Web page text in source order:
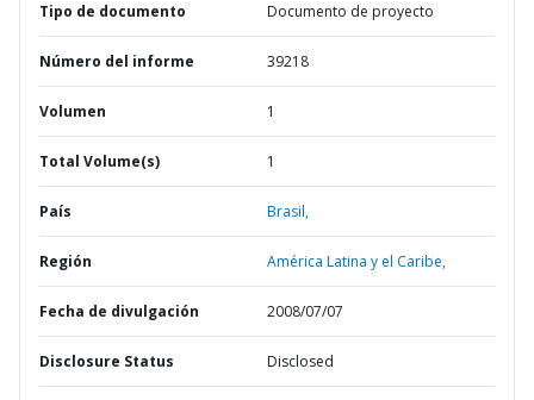
Tipo de documento Documento de proyecto
Número del informe 39218
Volumen 1
Total Volume(s) 1
País Brasil,
Región América Latina y el Caribe,
Fecha de divulgación 2008/07/07
Disclosure Status Disclosed